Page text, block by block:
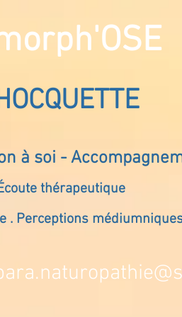
à soi -
thérapeutique
. Perceptions